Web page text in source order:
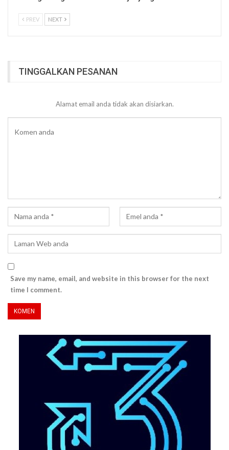
PREV NEXT
TINGGALKAN PESANAN
Alamat email anda tidak akan disiarkan.
Save my name, email, and website in this browser for the next
time I comment.